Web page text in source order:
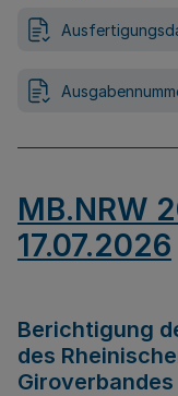
MB.NRW
17.07.2026
Berichtigung
des
Giroverbandes